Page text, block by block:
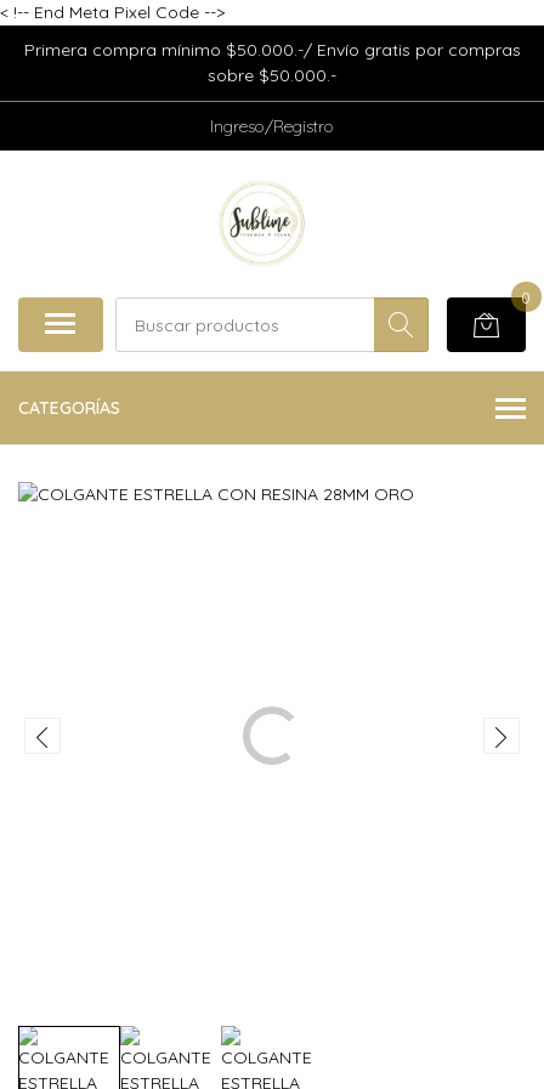
< !-- End Meta Pixel Code -->
Primera compra mínimo $50.000.-/ Envío gratis por compras
sobre $50.000.-
Ingreso/Registro
0
CATEGORÍAS